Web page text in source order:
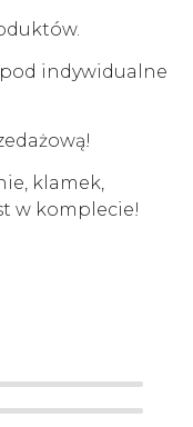
indywidualne
klamek,
w komplecie!